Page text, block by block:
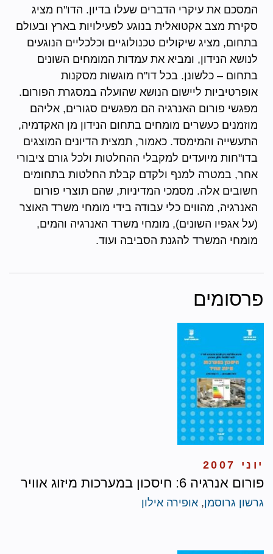
המסכם את עיקרי הדברים שעלו בדיון. הדו"ח מציג
סקירת מצב אקטואלית בנוגע לפעילויות בארץ ובעולם
בתחום, מציג שיקולים טכנולוגיים וכלכליים הנוגעים
לנושא הנידון, ומביא את עמדות המומחים השונים
בתחום – כלשונן. בכל דו"ח מוגשות מסקנות
אופרטיביות ליישום הנושא שהועלה במסגרת הפורום.
מפגשי פורום האנרגיה הם מפגשים סגורים, אליהם
מוזמנים כעשרים מומחים בתחום הנידון מן האקדמיה,
התעשייה והמימסד. כאמור, תמצית הדיונים המוצגים
בדו"חות מיועדים למקבלי ההחלטות ולכל גורם ציבורי
אחר, במטרה למנף ולקדם קבלת החלטות בתחומים
חשובים אלה. מסמכי המדיניות, שהם תוצרי פורום
האנרגיה, מהווים כלי עבודה בידי מומחי משרד האוצר
(על אגפיו השונים), מומחי משרד האנרגיה והמים,
מומחי המשרד להגנת הסביבה ועוד.
פרסומים
יוני 2007
פורום אנרגיה 6: חיסכון במערכות מיזוג אוויר
גרשון גרוסמן, אופירה אילון